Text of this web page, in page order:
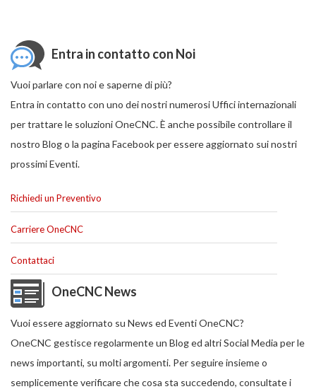
Entra in contatto con Noi
Vuoi parlare con noi e saperne di più?
Entra in contatto con uno dei nostri numerosi Uffici internazionali
per trattare le soluzioni OneCNC. È anche possibile controllare il
nostro Blog o la pagina Facebook per essere aggiornato sui nostri
prossimi Eventi.
Richiedi un Preventivo
Carriere OneCNC
Contattaci
OneCNC News
Vuoi essere aggiornato su News ed Eventi OneCNC?
OneCNC gestisce regolarmente un Blog ed altri Social Media per le
news importanti, su molti argomenti. Per seguire insieme o
semplicemente verificare che cosa sta succedendo, consultate i